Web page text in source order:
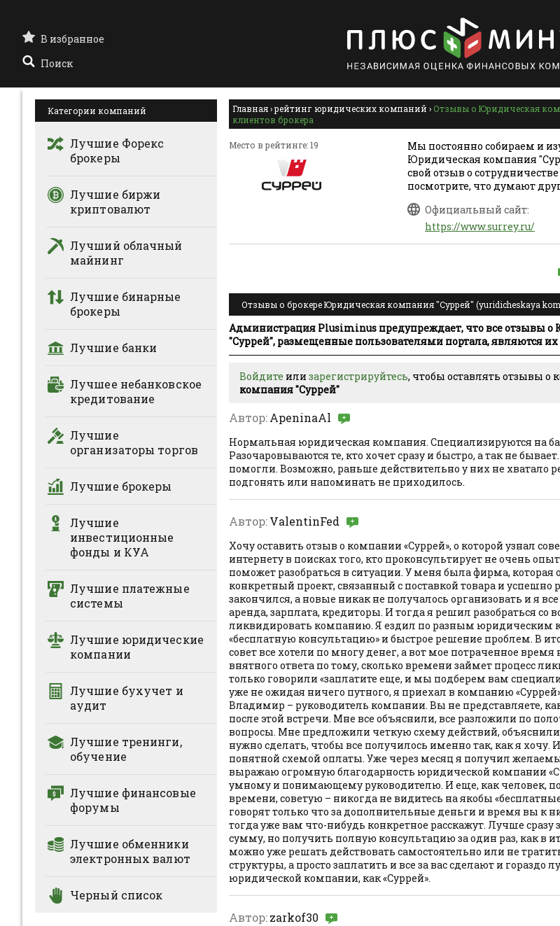
В избранное
Поиск
Категории компаний
Лучшие Форекс
брокеры
Лучшие биржи
криптовалют
Лучший облачный
майнинг
Лучшие бинарные
брокеры
Лучшие банки
Лучшее небанковское
кредитование
Лучшие
организаторы торгов
Лучшие брокеры
Лучшие
инвестиционные
фонды и КУА
Лучшие платежные
системы
Лучшие юридические
компании
Лучшие бухучет и
аудит
Лучшие тренинги,
обучение
Лучшие финансовые
форумы
Лучшие обменники
электронных валют
Черный список
Главная›рейтинг юридических компаний › Отзывы о Юридическая
клиентов брокера
Место в рейтинге: 19
Мы постоянно собираем и
Юридическая компания
свой отзыв о
посмотрите, что думают
Официальный сайт:
https://www.surrey.ru/
Отзывы о брокере Юридическая компания "Суррей" (yuridicheskaya
Администрация Plusiminus предупреждает, что все отзывы
"Суррей", размещенные пользователями портала, являются
Войдите или зарегистрируйтесь, чтобы оставлять отзывы о
компания "Суррей"
Автор:ApeninaAl
Нормальная юридическая компания. Специализируются на
Разочаровываются те, кто хочет сразу и быстро, а так не
помогли. Возможно, раньше действительно у них не хватало
подгонять или напоминать не приходилось.
Автор:ValentinFed
Хочу оставить отзыв о компании «Суррей», о которой узнал
интернету в поисках того, кто проконсультирует не очень
поможет разобраться в ситуации. У меня была фирма, которая
конкретный проект, связанный с поставкой товара и успешно
закончился, а новые никак не получалось организовать и я
аренда, зарплата, кредиторы. И тогда я решил разобраться со
ликвидировать компанию. Я ездил по разным юридическим
«бесплатную консультацию» и быстрое решение проблем. В
совет все хотели по многу денег, а вот мое потраченное
внятного ответа по тому, сколько времени займет процесс
только говорили «заплатите еще, и мы подберем вам
уже не ожидая ничего путного, я приехал в компанию
Владимир – руководитель компании. Вы не представляете,
после этой встречи. Мне все объяснили, все разложили по
вопросы. Мне предложили четкую схему действий, объяснили,
нужно сделать, чтобы все получилось именно так, как я хочу.
понятной схемой оплаты. Уже через месяц я получил
выражаю огромную благодарность юридической компании
умному и понимающему руководителю. И еще, как человек,
времени, советую – никогда не видитесь на якобы
говорят только что за дополнительные деньги и время вы к
тогда уже вам что-нибудь конкретное расскажут. Лучше
сумму, но получить полную консультацию за один раз, как в
можно уже решать действовать самостоятельно или не
структуры, а просто заплатить и все за вас сделают и гораздо
юридической компании, как «Суррей».
Автор:zarkof30